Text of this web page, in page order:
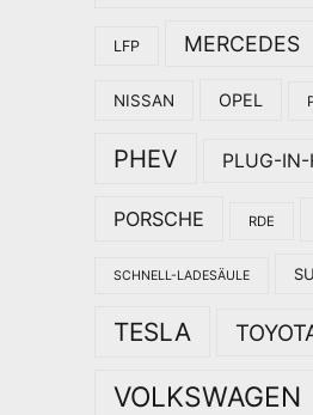
LFP MERCEDES
NISSAN OPEL
PHEV PLUG-IN-
PORSCHE RDE
SCHNELL-LADESÄULE
TESLA
VOLKSWAGEN